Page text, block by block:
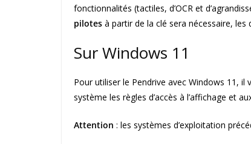
fonctionnalités (tactiles, d’OCR et
pilotes à partir de la clé sera nécessaire,
Sur Windows 11
Pour utiliser le Pendrive avec Windows 11,
système les règles d’accès à l’affichage et
Attention : les systèmes d’exploitation